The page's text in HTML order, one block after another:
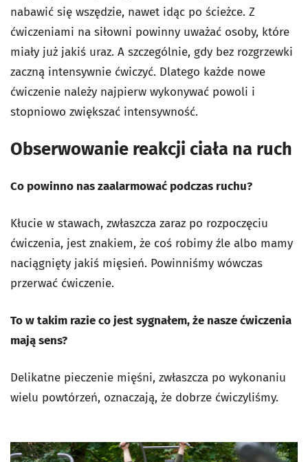
nabawić się wszędzie, nawet idąc po ścieżce. Z
ćwiczeniami na siłowni powinny uważać osoby, które
miały już jakiś uraz. A szczególnie, gdy bez rozgrzewki
zaczną intensywnie ćwiczyć. Dlatego każde nowe
ćwiczenie należy najpierw wykonywać powoli i
stopniowo zwiększać intensywność.
Obserwowanie reakcji ciała na ruch
Co powinno nas zaalarmować podczas ruchu?
Kłucie w stawach, zwłaszcza zaraz po rozpoczęciu
ćwiczenia, jest znakiem, że coś robimy źle albo mamy
naciągnięty jakiś mięsień. Powinniśmy wówczas
przerwać ćwiczenie.
To w takim razie co jest sygnałem, że nasze ćwiczenia
mają sens?
Delikatne pieczenie mięśni, zwłaszcza po wykonaniu
wielu powtórzeń, oznaczają, że dobrze ćwiczyliśmy.